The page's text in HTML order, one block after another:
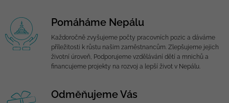
Pomáháme Nepálu
Každoročně zvyšujeme počty pracovních pozic a dáváme
příležitosti k růstu našim zaměstnancům. Zlepšujeme jejich
životní úroveň, Podporujeme vzdělávání dětí a mnichů a
financujeme projekty na rozvoj a lepší život v Nepálu.
Odměňujeme Vás